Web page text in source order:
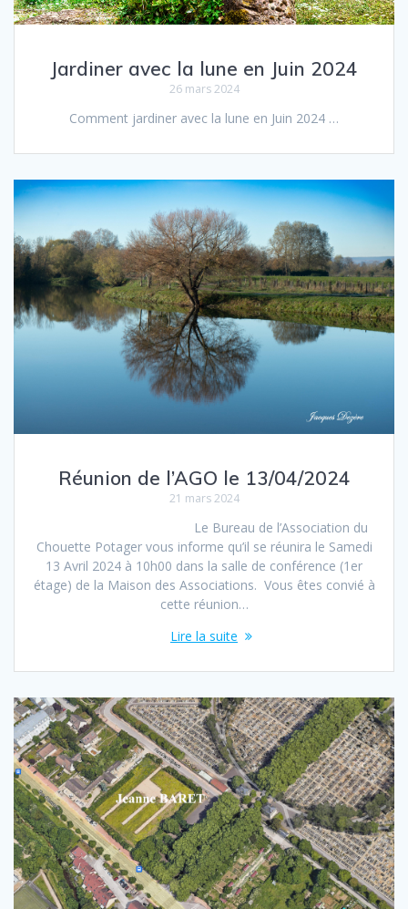
Jardiner avec la lune en Juin 2024
26 mars 2024
Comment jar­diner avec la lune en Juin 2024 …
Réunion de l’AGO le 13/​04/​2024
21 mars 2024
Le Bureau de l’Association du
Chouette Potager vous informe qu’il se réu­ni­ra le Samedi
13 Avril 2024 à 10h00 dans la salle de con­férence (1er
étage) de la Maison des Associations. Vous êtes con­vié à
cette réu­nion…
Lire la suite